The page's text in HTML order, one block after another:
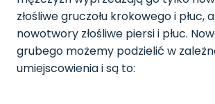
złośliwe gruczołu krokowego i płuc,
nowotwory złośliwe piersi i płuc.
grubego możemy podzielić w
umiejscowienia i są to: